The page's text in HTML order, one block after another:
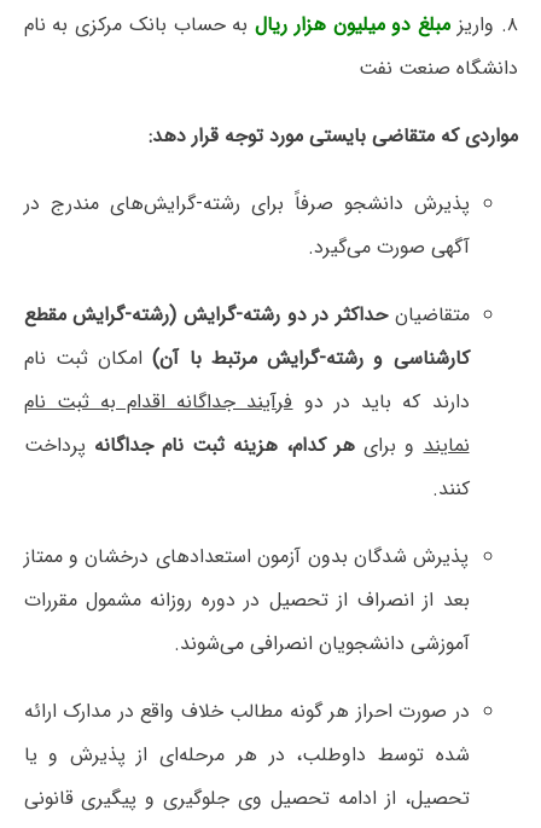
۸. واریز مبلغ دو میلیون هزار ریال به حساب بانک مرکزی به نام
دانشگاه صنعت نفت
مواردی که متقاضی بایستی مورد توجه قرار دهد:
پذیرش دانشجو صرفاً برای رشته-گرایش‌های مندرج در
آگهی صورت می‌گیرد.
متقاضیانحداکثر در دو رشته-گرایش (رشته-گرایش مقطع
کارشناسی و رشته-گرایش مرتبط با آن)امکان ثبت نام
دارند که باید در دوفرآیند جداگانه اقدام به ثبت نام
نمایندو برای هر کدام، هزینه ثبت نام جداگانه پرداخت
کنند.
پذیرش شدگان بدون آزمون استعدادهای درخشان و ممتاز
بعد از انصراف از تحصیل در دوره روزانه مشمول مقررات
آموزشی دانشجویان انصرافی می‌شوند.
در صورت احراز هر گونه مطالب خلاف واقع در مدارک ارائه
شده توسط داوطلب، در هر مرحله‌ای از پذیرش و یا
تحصیل، از ادامه تحصیل وی جلوگیری و پیگیری قانونی